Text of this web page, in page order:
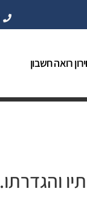
רואה חשבון
והגדרתו.